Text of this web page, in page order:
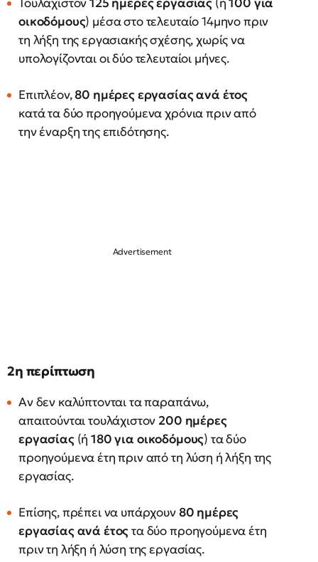
οικοδόμους) μέσα στο τελευταίο 14μηνο πριν
τη λήξη της εργασιακής σχέσης, χωρίς να
υπολογίζονται οι δύο τελευταίοι μήνες.
Επιπλέον,80 ημέρες εργασίας ανά έτος
κατά τα δύο προηγούμενα χρόνια πριν από
την έναρξη της επιδότησης.
2η περίπτωση
Αν δεν καλύπτονται τα παραπάνω,
απαιτούνται τουλάχιστον 200 ημέρες
εργασίας(ή180 για οικοδόμους) τα δύο
προηγούμενα έτη πριν από τη λύση ή λήξη της
εργασίας.
Επίσης, πρέπει να υπάρχουν80 ημέρες
εργασίας ανά έτοςτα δύο προηγούμενα έτη
πριν τη λήξη ή λύση της εργασίας.